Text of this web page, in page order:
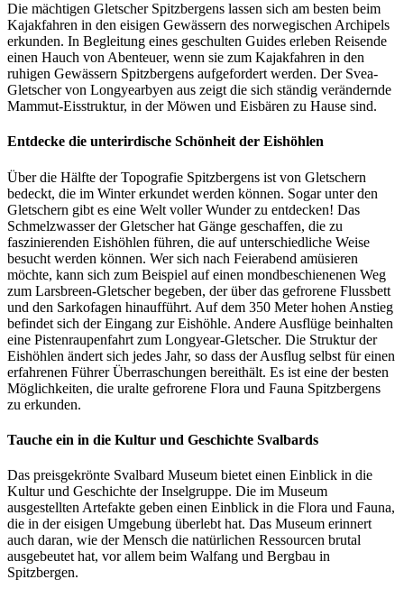
Die mächtigen Gletscher Spitzbergens lassen sich am besten beim
Kajakfahren in den eisigen Gewässern des norwegischen Archipels
erkunden. In Begleitung eines geschulten Guides erleben Reisende
einen Hauch von Abenteuer, wenn sie zum Kajakfahren in den
ruhigen Gewässern Spitzbergens aufgefordert werden. Der Svea-
Gletscher von Longyearbyen aus zeigt die sich ständig verändernde
Mammut-Eisstruktur, in der Möwen und Eisbären zu Hause sind.
Entdecke die unterirdische Schönheit der Eishöhlen
Über die Hälfte der Topografie Spitzbergens ist von Gletschern
bedeckt, die im Winter erkundet werden können. Sogar unter den
Gletschern gibt es eine Welt voller Wunder zu entdecken! Das
Schmelzwasser der Gletscher hat Gänge geschaffen, die zu
faszinierenden Eishöhlen führen, die auf unterschiedliche Weise
besucht werden können. Wer sich nach Feierabend amüsieren
möchte, kann sich zum Beispiel auf einen mondbeschienenen Weg
zum Larsbreen-Gletscher begeben, der über das gefrorene Flussbett
und den Sarkofagen hinaufführt. Auf dem 350 Meter hohen Anstieg
befindet sich der Eingang zur Eishöhle. Andere Ausflüge beinhalten
eine Pistenraupenfahrt zum Longyear-Gletscher. Die Struktur der
Eishöhlen ändert sich jedes Jahr, so dass der Ausflug selbst für einen
erfahrenen Führer Überraschungen bereithält. Es ist eine der besten
Möglichkeiten, die uralte gefrorene Flora und Fauna Spitzbergens
zu erkunden.
Tauche ein in die Kultur und Geschichte Svalbards
Das preisgekrönte Svalbard Museum bietet einen Einblick in die
Kultur und Geschichte der Inselgruppe. Die im Museum
ausgestellten Artefakte geben einen Einblick in die Flora und Fauna,
die in der eisigen Umgebung überlebt hat. Das Museum erinnert
auch daran, wie der Mensch die natürlichen Ressourcen brutal
ausgebeutet hat, vor allem beim Walfang und Bergbau in
Spitzbergen.